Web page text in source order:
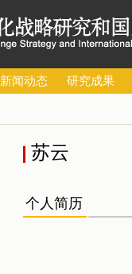
新闻动态 研究成果
苏云
个人简历